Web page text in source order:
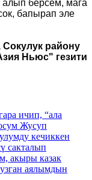
берсем, мага
бапырап эле
району
Ньюс" гезити
ичип, “ала
Жусуп
кечиккен
сакталып
акыры казак
аялымдын